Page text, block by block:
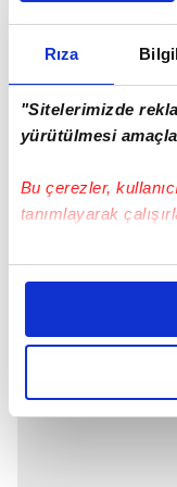
Rıza
"Sitelerimizde
yürütülmesi
Bu çerezler,
tanımlayarak
Bu çerezlere izin
daha iyi reklam
amacımızın size
olduğunu ve sizlere
elimizden gelen
reklamların
mümkündür,
sert, içi narin,